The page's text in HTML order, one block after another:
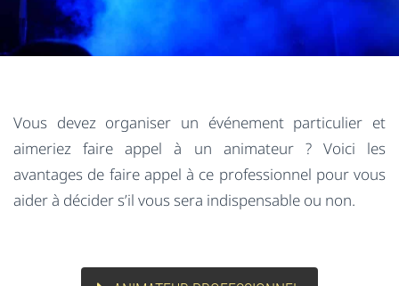
Vous devez organiser un événement particulier et
aimeriez faire appel à un animateur ? Voici les
avantages de faire appel à ce professionnel pour vous
aider à décider s’il vous sera indispensable ou non.